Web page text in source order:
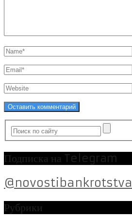
Подписка на Telegram
@novostibankrotstva
Рубрики